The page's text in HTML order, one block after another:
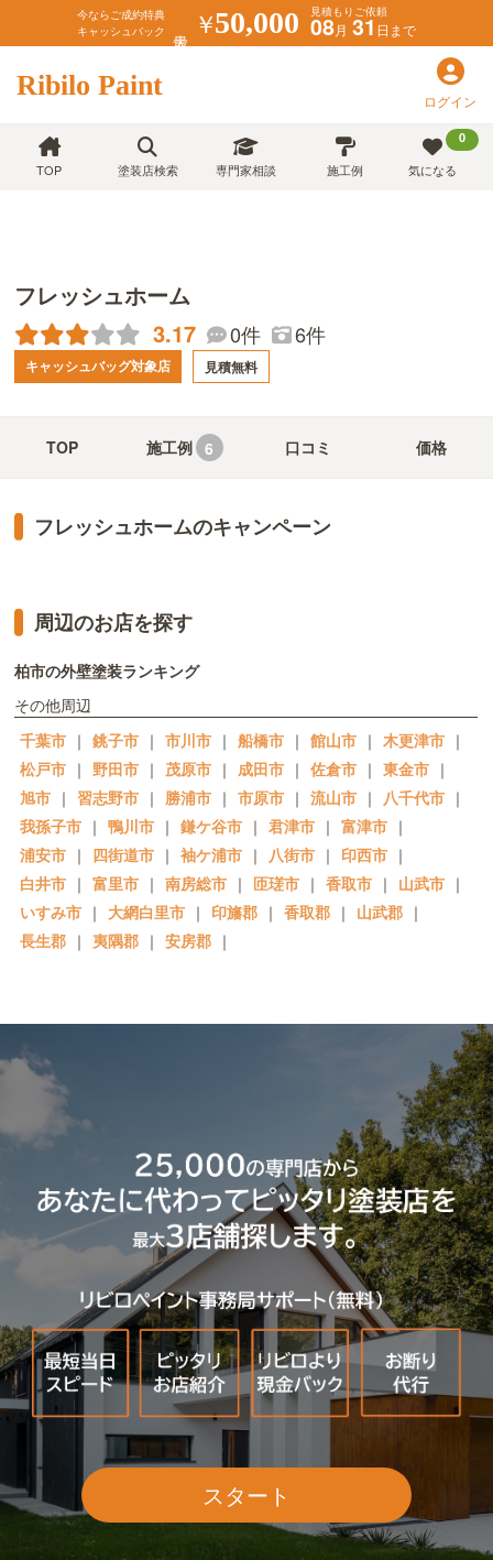
今ならご成約特典
キャッシュバック
￥50,000 見積もりご依頼
08月 31日まで
Ribilo Paint ログイン
TOP 塗装店検索 専門家相談 施工例
0
気になる
フレッシュホーム
3.17 0件 6件
キャッシュバッグ対象店 見積無料
TOP 施工例 6 口コミ 価格
フレッシュホームのキャンペーン
周辺のお店を探す
柏市の外壁塗装ランキング
その他周辺
千葉市 ｜ 銚子市 ｜ 市川市 ｜ 船橋市 ｜ 館山市 ｜ 木更津市 ｜
松戸市 ｜ 野田市 ｜ 茂原市 ｜ 成田市 ｜ 佐倉市 ｜ 東金市 ｜
旭市 ｜ 習志野市 ｜ 勝浦市 ｜ 市原市 ｜ 流山市 ｜ 八千代市 ｜
我孫子市 ｜ 鴨川市 ｜ 鎌ケ谷市 ｜ 君津市 ｜ 富津市 ｜
浦安市 ｜ 四街道市 ｜ 袖ケ浦市 ｜ 八街市 ｜ 印西市 ｜
白井市 ｜ 富里市 ｜ 南房総市 ｜ 匝瑳市 ｜ 香取市 ｜ 山武市 ｜
いすみ市 ｜ 大網白里市 ｜ 印旛郡 ｜ 香取郡 ｜ 山武郡 ｜
長生郡 ｜ 夷隅郡 ｜ 安房郡 ｜
スタート